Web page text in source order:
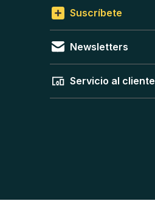
Suscríbete
Newsletters
Servicio al cliente